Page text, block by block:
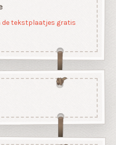
de tekstplaatjes gratis